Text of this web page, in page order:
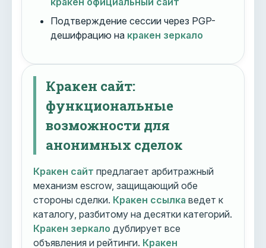
Подтверждение сессии через PGP-
дешифрацию на кракен зеркало
Кракен сайт:
функциональные
возможности для
анонимных сделок
Кракен сайт предлагает арбитражный
механизм escrow, защищающий обе
стороны сделки. Кракен ссылка ведет к
каталогу, разбитому на десятки категорий.
Кракен зеркало дублирует все
объявления и рейтинги. Кракен